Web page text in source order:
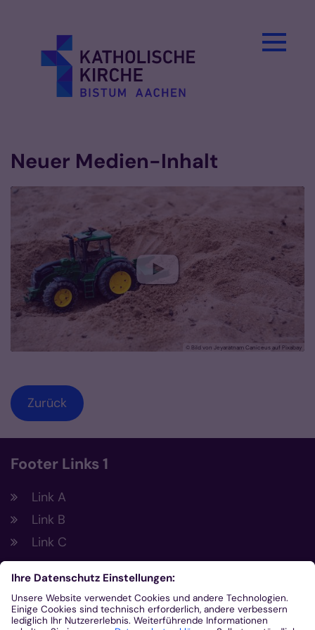
Neuer Medien-Inhalt
© Foto von <a href=https://unsplash.com/@markusspiske?
© Bild von Jeyaratnam Caniceus auf Pixabay
Zurück
Footer Links 1
Link A
Link B
Link C
Footer Links 2
Link A